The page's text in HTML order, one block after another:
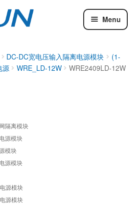
Menu
DC-DC宽电压输入隔离电源模块
(1-
源
WRE_LD-12W WRE2409LD-12W
隔离模块
源模块
模块
源模块
源模块
源模块